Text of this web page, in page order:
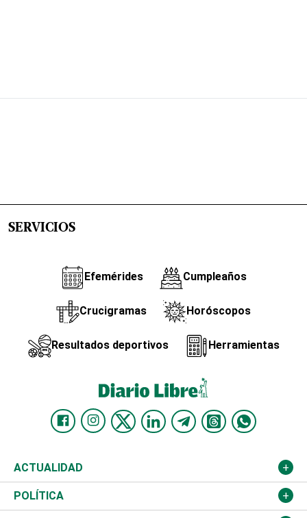
SERVICIOS
Efemérides Cumpleaños
Crucigramas Horóscopos
Resultados deportivos Herramientas
ACTUALIDAD
Nacional
POLÍTICA